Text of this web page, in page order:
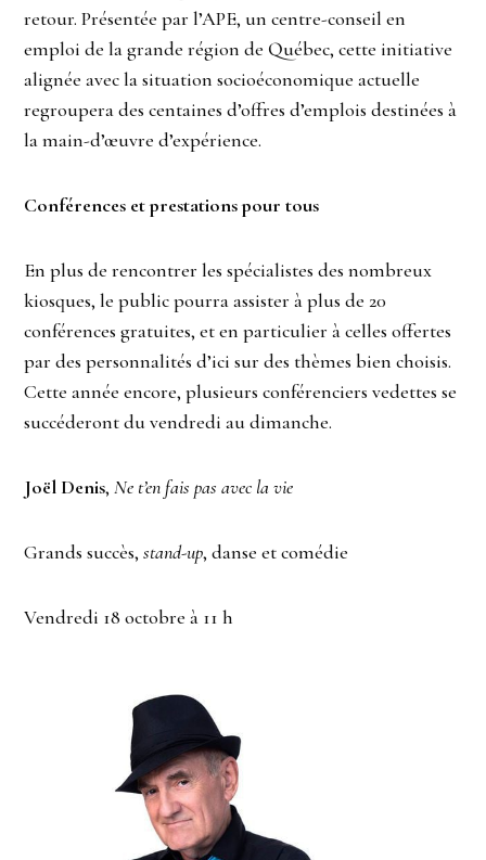
retour. Présentée par l’APE, un centre-conseil en
emploi de la grande région de Québec, cette initiative
alignée avec la situation socioéconomique actuelle
regroupera des centaines d’offres d’emplois destinées à
la main-d’œuvre d’expérience.
Conférences et prestations pour tous
En plus de rencontrer les spécialistes des nombreux
kiosques, le public pourra assister à plus de 20
conférences gratuites, et en particulier à celles offertes
par des personnalités d’ici sur des thèmes bien choisis.
Cette année encore, plusieurs conférenciers vedettes se
succéderont du vendredi au dimanche.
Joël Denis,Ne t’en fais pas avec la vie
Grands succès,stand-up, danse et comédie
Vendredi 18 octobre à 11 h